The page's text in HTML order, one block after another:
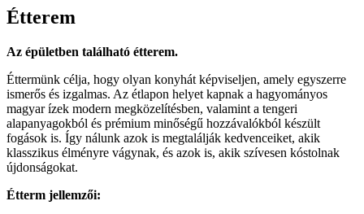
Étterem
Az épületben található étterem.
Éttermünk célja, hogy olyan konyhát képviseljen, amely egyszerre
ismerős és izgalmas. Az étlapon helyet kapnak a hagyományos
magyar ízek modern megközelítésben, valamint a tengeri
alapanyagokból és prémium minőségű hozzávalókból készült
fogások is. Így nálunk azok is megtalálják kedvenceiket, akik
klasszikus élményre vágynak, és azok is, akik szívesen kóstolnak
újdonságokat.
Étterm jellemzői: